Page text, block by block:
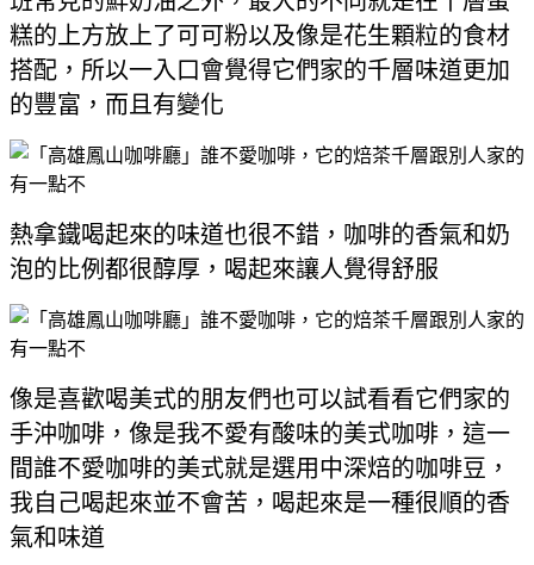
糕的上方放上了可可粉以及像是花生顆粒的食材
搭配，所以一入口會覺得它們家的千層味道更加
的豐富，而且有變化
熱拿鐵喝起來的味道也很不錯，咖啡的香氣和奶
泡的比例都很醇厚，喝起來讓人覺得舒服
像是喜歡喝美式的朋友們也可以試看看它們家的
手沖咖啡，像是我不愛有酸味的美式咖啡，這一
間誰不愛咖啡的美式就是選用中深焙的咖啡豆，
我自己喝起來並不會苦，喝起來是一種很順的香
氣和味道